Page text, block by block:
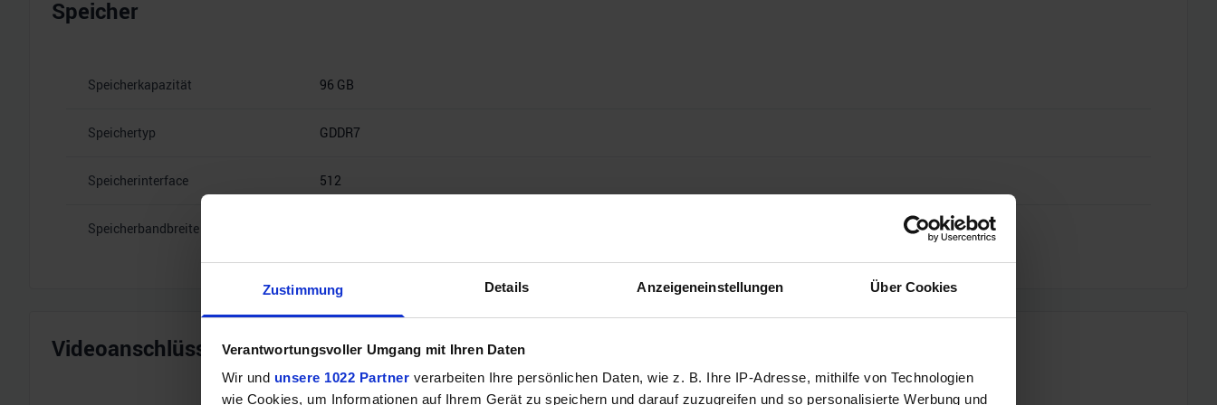
Zustimmung Details Anzeigeneinstellungen Über Cookies
Verantwortungsvoller Umgang mit Ihren Daten
Wir und unsere 1022 Partner verarbeiten Ihre persönlichen Daten, wie z. B. Ihre IP-Adresse, mithilfe von Technologien
wie Cookies, um Informationen auf Ihrem Gerät zu speichern und darauf zuzugreifen und so personalisierte Werbung und
Speicher
Speicherkapazität 96 GB
Speichertyp GDDR7
Speicherinterface 512
Speicherbandbreite
Videoanschlüsse